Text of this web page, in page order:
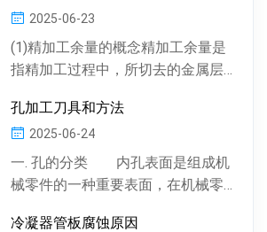
2025-06-23
(1)精加工余量的概念精加工余量是
指精加工过程中，所切去的金属层
工余量由精加工一次...
孔加工刀具和方法
2025-06-24
一. 孔的分类 内孔表面是组成机
械零件的一种重要表面，在机械零
冷凝器管板腐蚀原因